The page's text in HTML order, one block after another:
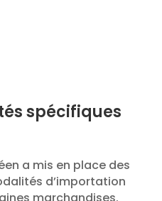
spécifiques
a mis en place des
d’importation
marchandises.